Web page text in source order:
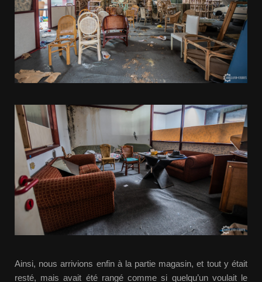
Ainsi, nous arrivions enfin à la partie magasin, et tout y était
resté, mais avait été rangé comme si quelqu’un voulait le